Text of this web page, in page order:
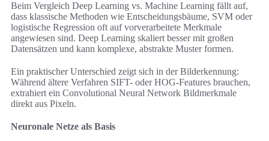
Beim Vergleich Deep Learning vs. Machine Learning fällt auf,
dass klassische Methoden wie Entscheidungsbäume, SVM oder
logistische Regression oft auf vorverarbeitete Merkmale
angewiesen sind. Deep Learning skaliert besser mit großen
Datensätzen und kann komplexe, abstrakte Muster formen.
Ein praktischer Unterschied zeigt sich in der Bilderkennung:
Während ältere Verfahren SIFT- oder HOG-Features brauchen,
extrahiert ein Convolutional Neural Network Bildmerkmale
direkt aus Pixeln.
Neuronale Netze als Basis